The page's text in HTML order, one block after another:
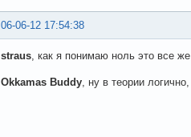
06-06-12 17:54:38
straus, как я понимаю ноль это все
Okkamas Buddy, ну в теории